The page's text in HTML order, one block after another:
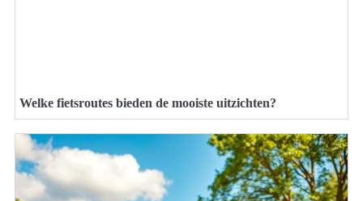
Welke fietsroutes bieden de mooiste uitzichten?